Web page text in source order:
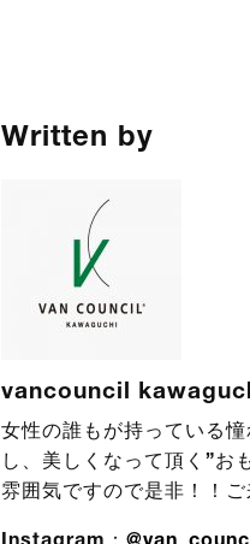
Written by
vancouncil
女性の誰もが持っている
し、美しくなって頂く”お
雰囲気ですので是非！！
Instagram：